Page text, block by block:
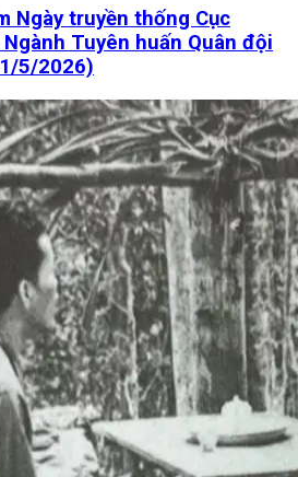
Ngày truyền thống Cục
Tuyên huấn Quân đội
5/2026)